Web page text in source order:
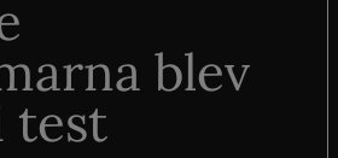
blev
test